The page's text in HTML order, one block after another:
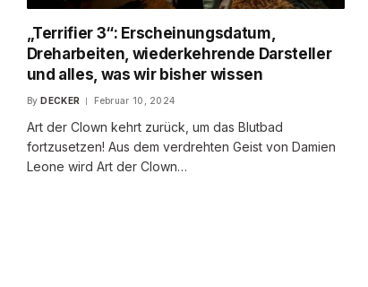
„Terrifier 3“: Erscheinungsdatum,
Dreharbeiten, wiederkehrende Darsteller
und alles, was wir bisher wissen
By DECKER Februar 10, 2024
Art der Clown kehrt zurück, um das Blutbad
fortzusetzen! Aus dem verdrehten Geist von Damien
Leone wird Art der Clown…